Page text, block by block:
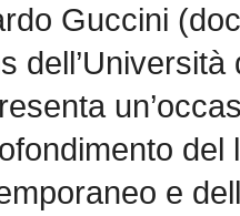
Guccini
dell’Università
del
e